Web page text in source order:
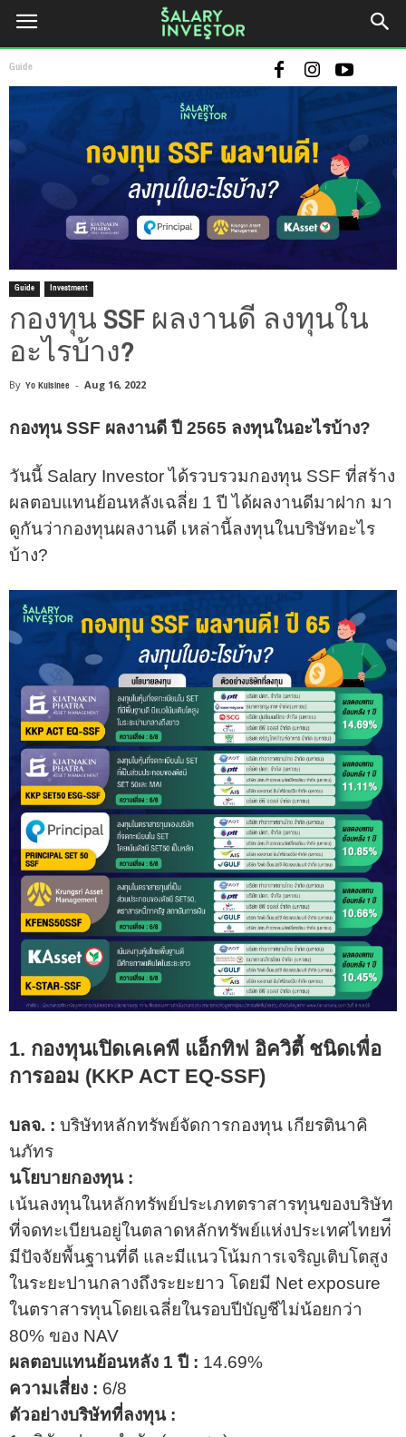
Guide
Guide Investment
กองทุน SSF ผลงานดี ลงทุนใน
อะไรบ้าง?
By Yo Kulsinee - Aug 16, 2022
กองทุน SSF ผลงานดี ปี 2565 ลงทุนในอะไรบ้าง?
วันนี้ Salary Investor ได้รวบรวมกองทุน SSF ที่สร้าง
ผลตอบแทนย้อนหลังเฉลี่ย 1 ปี ได้ผลงานดีมาฝาก มา
ดูกันว่ากองทุนผลงานดี เหล่านี้ลงทุนในบริษัทอะไร
บ้าง?
1. กองทุนเปิดเคเคพี แอ็กทิฟ อิควิตี้ ชนิดเพื่อ
การออม (KKP ACT EQ-SSF)
บลจ. : บริษัทหลักทรัพย์จัดการกองทุน เกียรตินาคิ
นภัทร
นโยบายกองทุน :
เน้นลงทุนในหลักทรัพย์ประเภทตราสารทุนของบริษัท
ที่จดทะเบียนอยู่ในตลาดหลักทรัพย์แห่งประเทศไทยท่ี
มีปัจจัยพื้นฐานที่ดี และมีแนวโน้มการเจริญเติบโตสูง
ในระยะปานกลางถึงระยะยาว โดยมี Net exposure
ในตราสารทุนโดยเฉลี่ยในรอบปีบัญชีไม่น้อยกว่า
80% ของ NAV
ผลตอบแทนย้อนหลัง 1 ปี : 14.69%
ความเสี่ยง : 6/8
ตัวอย่างบริษัทที่ลงทุน :